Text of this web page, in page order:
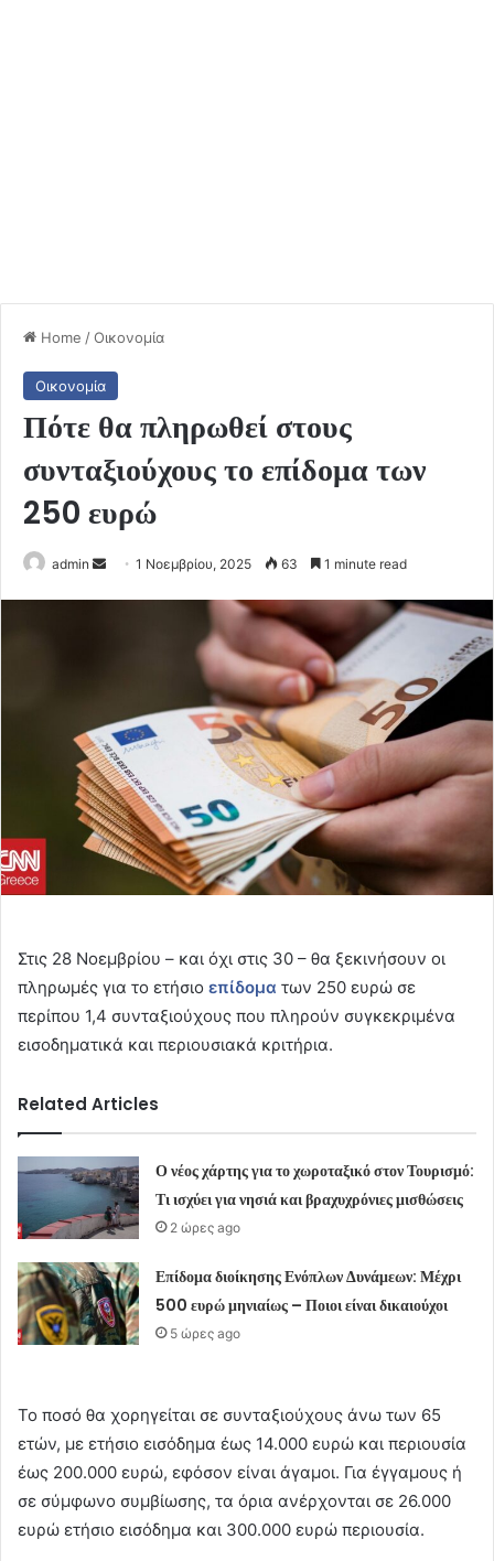
Home /Οικονομία
Οικονομία
Πότε θα πληρωθεί στους
συνταξιούχους το επίδομα των
250 ευρώ
admin
Send1 Νοεμβρίου, 2025 63 1 minute read
Στις 28 Νοεμβρίου – και όχι στις 30 – θα ξεκινήσουν οι
πληρωμές για το ετήσιο επίδομα των 250 ευρώ σε
περίπου 1,4 συνταξιούχους που πληρούν συγκεκριμένα
εισοδηματικά και περιουσιακά κριτήρια.
Related Articles
Ο νέος χάρτης για το χωροταξικό στον Τουρισμό:
Τι ισχύει για νησιά και βραχυχρόνιες μισθώσεις
2 ώρες ago
Επίδομα διοίκησης Ενόπλων Δυνάμεων: Μέχρι
500 ευρώ μηνιαίως – Ποιοι είναι δικαιούχοι
5 ώρες ago
Το ποσό θα χορηγείται σε συνταξιούχους άνω των 65
ετών, με ετήσιο εισόδημα έως 14.000 ευρώ και περιουσία
έως 200.000 ευρώ, εφόσον είναι άγαμοι. Για έγγαμους ή
σε σύμφωνο συμβίωσης, τα όρια ανέρχονται σε 26.000
ευρώ ετήσιο εισόδημα και 300.000 ευρώ περιουσία.